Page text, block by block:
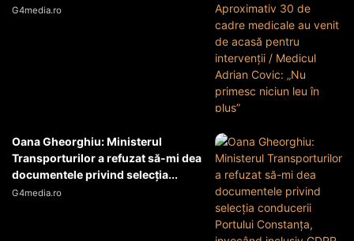
G4media.ro
Oana Gheorghiu: Ministerul
Transporturilor a refuzat să-mi dea
documentele privind selecția...
G4media.ro